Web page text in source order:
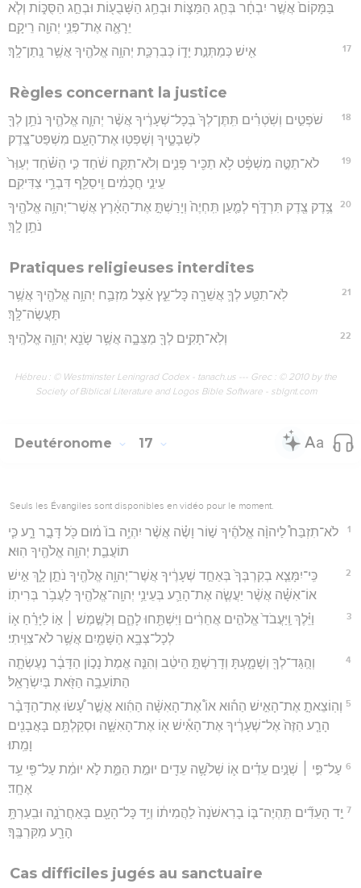
בַּמָּקוֹם֙ אֲשֶׁ֣ר יִבְחָ֔ר בְּחַ֧ג הַמַּצּ֛וֹת וּבְחַ֥ג הַשָּׁבֻע֖וֹת וּבְחַ֣ג הַסֻּכּ֑וֹת וְלֹ֧א
יֵרָאֶ֛ה אֶת־פְּנֵ֥י יְהוָ֖ה רֵיקָֽם׃
17 אִ֖ישׁ כְּמַתְּנַ֣ת יָד֑וֹ כְּבִרְכַּ֛ת יְהוָ֥ה אֱלֹהֶ֖יךָ אֲשֶׁ֥ר נָֽתַן־לָֽךְ׃
Règles concernant la justice
18
שֹׁפְטִ֣ים וְשֹֽׁטְרִ֗ים תִּֽתֶּן־לְךָ֙ בְּכָל־שְׁעָרֶ֔יךָ אֲשֶׁ֨ר יְהוָ֧ה אֱלֹהֶ֛יךָ נֹתֵ֥ן לְךָ֖
לִשְׁבָטֶ֑יךָ וְשָׁפְט֥וּ אֶת־הָעָ֖ם מִשְׁפַּט־צֶֽדֶק׃
19
לֹא־תַטֶּ֣ה מִשְׁפָּ֔ט לֹ֥א תַכִּ֖יר פָּנִ֑ים וְלֹא־תִקַּ֣ח שֹׁ֔חַד כִּ֣י הַשֹּׁ֗חַד יְעַוֵּר֙
עֵינֵ֣י חֲכָמִ֔ים וִֽיסַלֵּ֖ף דִּבְרֵ֥י צַדִּיקִֽם׃
20
צֶ֥דֶק צֶ֖דֶק תִּרְדֹּ֑ף לְמַ֤עַן תִּֽחְיֶה֙ וְיָרַשְׁתָּ֣ אֶת־הָאָ֔רֶץ אֲשֶׁר־יְהוָ֥ה אֱלֹהֶ֖יךָ
נֹתֵ֥ן לָֽךְ׃
Pratiques religieuses interdites
21
לֹֽא־תִטַּ֥ע לְךָ֛ אֲשֵׁרָ֖ה כָּל־עֵ֑ץ אֵ֗צֶל מִזְבַּ֛ח יְהוָ֥ה אֱלֹהֶ֖יךָ אֲשֶׁ֥ר
תַּעֲשֶׂה־לָּֽךְ׃
22 וְלֹֽא־תָקִ֥ים לְךָ֖ מַצֵּבָ֑ה אֲשֶׁ֥ר שָׂנֵ֖א יְהוָ֥ה אֱלֹהֶֽיךָ׃
Hébreu : © Westminster Leningrad Codex - tanach.us --- Grec : © 2010 by the
Society of Biblical Literature and Logos Bible Software - sblgnt.com
Deutéronome 17
Seuls les Évangiles sont disponibles en vidéo pour le moment.
1
לֹא־תִזְבַּח֩ לַיהוָ֨ה אֱלֹהֶ֜יךָ שׁ֣וֹר וָשֶׂ֗ה אֲשֶׁ֨ר יִהְיֶ֥ה בוֹ֙ מ֔וּם כֹּ֖ל דָּבָ֣ר רָ֑ע כִּ֧י
תוֹעֲבַ֛ת יְהוָ֥ה אֱלֹהֶ֖יךָ הֽוּא׃
2
כִּֽי־יִמָּצֵ֤א בְקִרְבְּךָ֙ בְּאַחַ֣ד שְׁעָרֶ֔יךָ אֲשֶׁר־יְהוָ֥ה אֱלֹהֶ֖יךָ נֹתֵ֣ן לָ֑ךְ אִ֣ישׁ
אוֹ־אִשָּׁ֗ה אֲשֶׁ֨ר יַעֲשֶׂ֧ה אֶת־הָרַ֛ע בְּעֵינֵ֥י יְהוָֽה־אֱלֹהֶ֖יךָ לַעֲבֹ֥ר בְּרִיתֽוֹ׃
3
וַיֵּ֗לֶךְ וַֽיַּעֲבֹד֙ אֱלֹהִ֣ים אֲחֵרִ֔ים וַיִּשְׁתַּ֖חוּ לָהֶ֑ם וְלַשֶּׁ֣מֶשׁ ׀ א֣וֹ לַיָּרֵ֗חַ א֛וֹ
לְכָל־צְבָ֥א הַשָּׁמַ֖יִם אֲשֶׁ֥ר לֹא־צִוִּֽיתִי׃
4
וְהֻֽגַּד־לְךָ֖ וְשָׁמָ֑עְתָּ וְדָרַשְׁתָּ֣ הֵיטֵ֔ב וְהִנֵּ֤ה אֱמֶת֙ נָכ֣וֹן הַדָּבָ֔ר נֶעֶשְׂתָ֛ה
הַתּוֹעֵבָ֥ה הַזֹּ֖את בְּיִשְׂרָאֵֽל׃
5 וְהֽוֹצֵאתָ֣ אֶת־הָאִ֣ישׁ הַה֡וּא אוֹ֩ אֶת־הָאִשָּׁ֨ה הַהִ֜וא אֲשֶׁ֣ר עָ֠שׂוּ אֶת־הַדָּבָ֨ר
הָרָ֤ע הַזֶּה֙ אֶל־שְׁעָרֶ֔יךָ אֶת־הָאִ֕ישׁ א֖וֹ אֶת־הָאִשָּׁ֑ה וּסְקַלְתָּ֥ם בָּאֲבָנִ֖ים
וָמֵֽתוּ׃
6 עַל־פִּ֣י ׀ שְׁנַ֣יִם עֵדִ֗ים א֛וֹ שְׁלֹשָׁ֥ה עֵדִ֖ים יוּמַ֣ת הַמֵּ֑ת לֹ֣א יוּמַ֔ת עַל־פִּ֖י עֵ֥ד
אֶחָֽד׃
7 יַ֣ד הָעֵדִ֞ים תִּֽהְיֶה־בּ֤וֹ בָרִאשֹׁנָה֙ לַהֲמִית֔וֹ וְיַ֥ד כָּל־הָעָ֖ם בָּאַחֲרֹנָ֑ה וּבִֽעַרְתָּ֥
הָרָ֖ע מִקִּרְבֶּֽךָ׃
Cas difficiles jugés au sanctuaire